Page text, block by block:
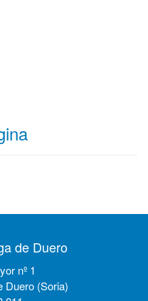
de Duero
nº 1
Duero (Soria)